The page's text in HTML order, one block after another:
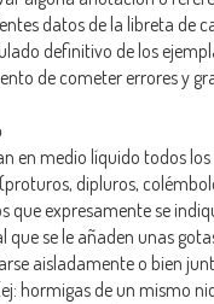
datos de la libreta de
definitivo de los
de cometer errores y
en medio líquido todos
dipluros,
que expresamente se
se le añaden unas
aisladamente o bien
hormigas de un mismo